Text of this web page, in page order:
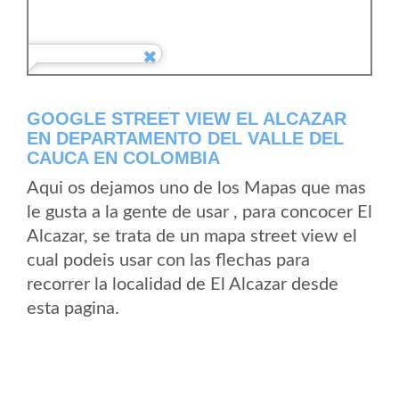
GOOGLE STREET VIEW EL ALCAZAR
EN DEPARTAMENTO DEL VALLE DEL
CAUCA EN COLOMBIA
Aqui os dejamos uno de los Mapas que mas
le gusta a la gente de usar , para concocer El
Alcazar, se trata de un mapa street view el
cual podeis usar con las flechas para
recorrer la localidad de El Alcazar desde
esta pagina.